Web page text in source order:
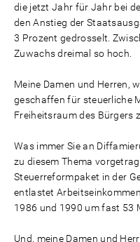
die jetzt Jahr für Jahr bei
den Anstieg der
3 Prozent gedrosselt.
Zuwachs dreimal so hoch.
Meine Damen und Herren,
geschaffen für steuerliche
Freiheitsraum des Bürgers
Was immer Sie an
zu diesem Thema
Steuerreformpaket in der
entlastet
1986 und 1990 um fast 53
Und, meine Damen und